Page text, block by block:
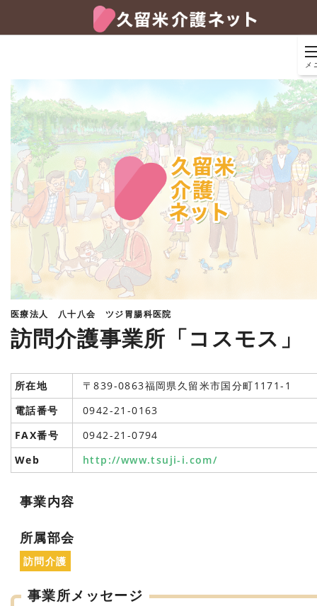
メ
医療法人 八十八会 ツジ胃腸科医院
訪問介護事業所「コスモス」
所在地
〒839-0863福岡県久留米市国分町1171-1
電話番号
0942-21-0163
FAX番号
0942-21-0794
Web
http://www.tsuji-i.com/
事業内容
所属部会
訪問介護
事業所メッセージ